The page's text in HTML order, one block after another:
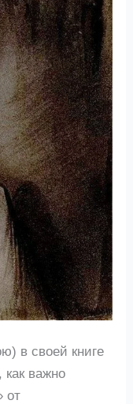
в своей книге
как важно
от